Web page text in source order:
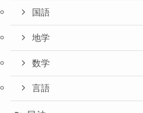
国語
地学
数学
言語